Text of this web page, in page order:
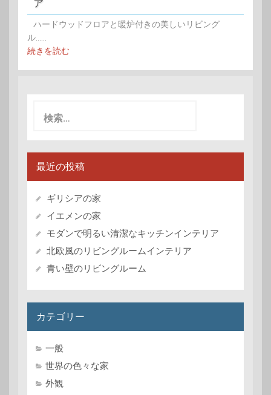
ハードウッドフロアと暖炉付きの美しいリビング
ル......
続きを読む
最近の投稿
ギリシアの家
イエメンの家
モダンで明るい清潔なキッチンインテリア
北欧風のリビングルームインテリア
青い壁のリビングルーム
カテゴリー
一般
世界の色々な家
外観